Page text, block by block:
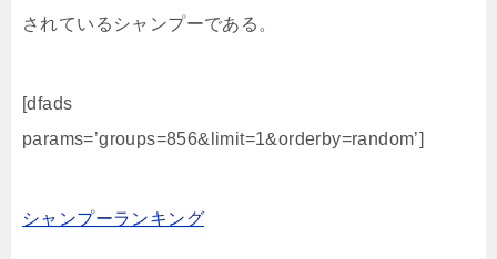
されているシャンプーである。
[dfads
params=’groups=856&limit=1&orderby=random’]
シャンプーランキング